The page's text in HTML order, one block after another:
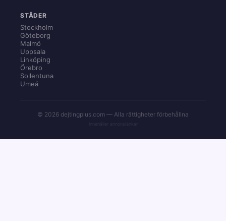
STÄDER
Stockholm
Göteborg
Malmö
Uppsala
Linköping
Örebro
Sollentuna
Umeå
© 2026 dejtingplus.com — Alla rättigheter förbehållna